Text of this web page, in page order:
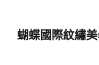
蝴蝶國際紋繡